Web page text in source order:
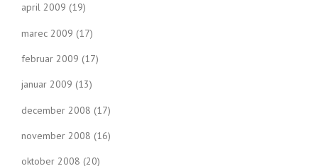
april 2009 (19)
marec 2009 (17)
februar 2009 (17)
januar 2009 (13)
december 2008 (17)
november 2008 (16)
oktober 2008 (20)